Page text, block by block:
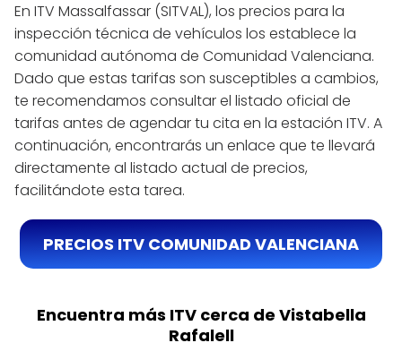
En ITV Massalfassar (SITVAL), los precios para la
inspección técnica de vehículos los establece la
comunidad autónoma de Comunidad Valenciana.
Dado que estas tarifas son susceptibles a cambios,
te recomendamos consultar el listado oficial de
tarifas antes de agendar tu cita en la estación ITV. A
continuación, encontrarás un enlace que te llevará
directamente al listado actual de precios,
facilitándote esta tarea.
PRECIOS ITV COMUNIDAD VALENCIANA
Encuentra más ITV cerca de Vistabella
Rafalell